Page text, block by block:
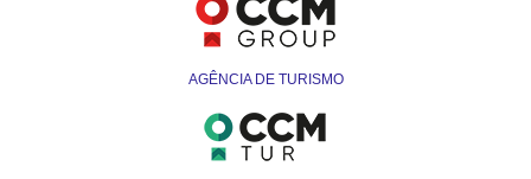
AGÊNCIA DE TURISMO